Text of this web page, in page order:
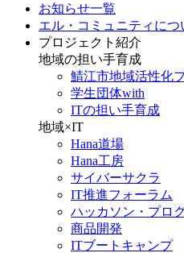
お知らせ一覧
エル・コミュニティにつ
プロジェクト紹介
地域の担い手育成
鯖江市地域活性化
学生団体with
ITの担い手育成
地域×IT
Hana道場
Hana工房
サイバーサクラ
IT推進フォーラム
ハッカソン・プロ
商品開発
ITブートキャンプ